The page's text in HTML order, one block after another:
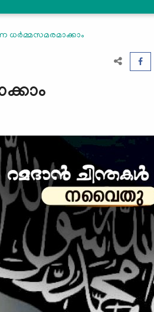
ധര്‍മ്മസമരമാക്കാം